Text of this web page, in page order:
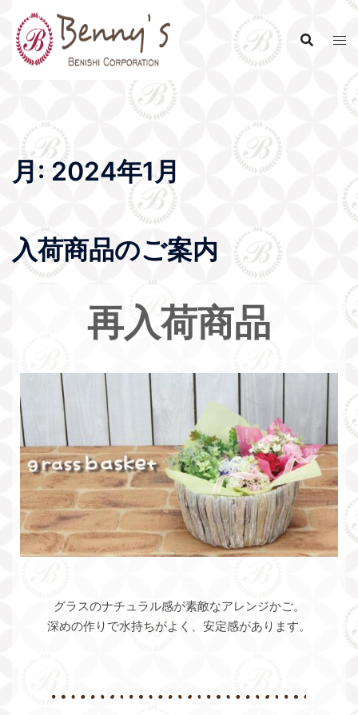
月:2024年1月
入荷商品のご案内
再入荷商品
グラスのナチュラル感が素敵なアレンジかご。
深めの作りで水持ちがよく、安定感があります。